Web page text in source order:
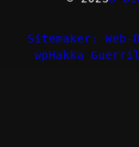
Sitemaker:
wpHakka